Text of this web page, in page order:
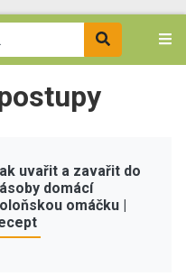
uvařit a zavařit do
domácí
omáčku |